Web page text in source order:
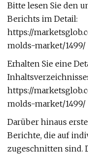
Bitte lesen Sie den
Berichts im Detail:
https://
molds-market/1499/
Erhalten Sie eine
https://
molds-market/1499/
Darüber hinaus
Berichte, die auf
zugeschnitten sind.